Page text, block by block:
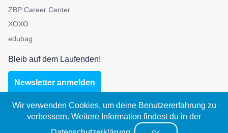
ZBP Career Center
XOXO
edubag
Bleib auf dem Laufenden!
Newsletter anmelden
Datenschutz
Wir verwenden Cookies, um deine Benutzererfahrung zu
verbessern. Weitere Information findest du in der